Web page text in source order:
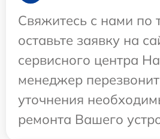
Свяжитесь с нами по
оставьте заявку на
сервисного центра
менеджер
уточнения
ремонта Вашего